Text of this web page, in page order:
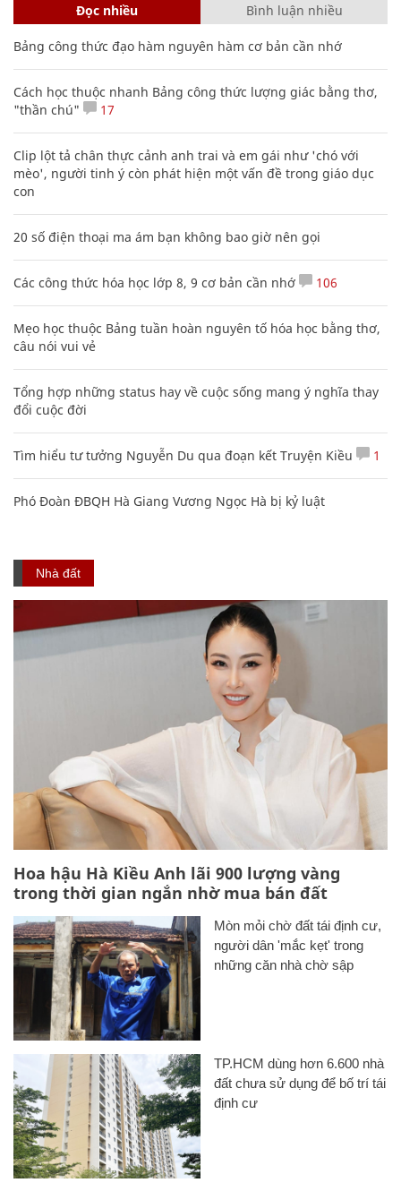
Đọc nhiều Bình luận nhiều
Bảng công thức đạo hàm nguyên hàm cơ bản cần nhớ
Cách học thuộc nhanh Bảng công thức lượng giác bằng thơ,
"thần chú"
17
Clip lột tả chân thực cảnh anh trai và em gái như 'chó với
mèo', người tinh ý còn phát hiện một vấn đề trong giáo dục
con
20 số điện thoại ma ám bạn không bao giờ nên gọi
Các công thức hóa học lớp 8, 9 cơ bản cần nhớ 106
Mẹo học thuộc Bảng tuần hoàn nguyên tố hóa học bằng thơ,
câu nói vui vẻ
Tổng hợp những status hay về cuộc sống mang ý nghĩa thay
đổi cuộc đời
Tìm hiểu tư tưởng Nguyễn Du qua đoạn kết Truyện Kiều 1
Phó Đoàn ĐBQH Hà Giang Vương Ngọc Hà bị kỷ luật
Nhà đất
Hoa hậu Hà Kiều Anh lãi 900 lượng vàng
trong thời gian ngắn nhờ mua bán đất
Mòn mỏi chờ đất tái định cư,
người dân 'mắc kẹt' trong
những căn nhà chờ sập
TP.HCM dùng hơn 6.600 nhà
đất chưa sử dụng để bố trí tái
định cư